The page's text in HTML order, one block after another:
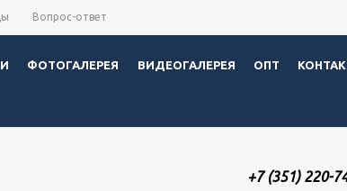
Вопрос-ответ
ФОТОГАЛЕРЕЯ ВИДЕОГАЛЕРЕЯ ОПТ
+7 (351) 220-